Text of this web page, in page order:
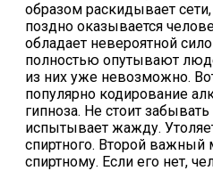
образом раскидывает
поздно оказывается
обладает невероятной
полностью опутывают
из них уже невозможно.
популярно кодирование
гипноза. Не стоит
испытывает жажду.
спиртного. Второй
спиртному. Если его нет,